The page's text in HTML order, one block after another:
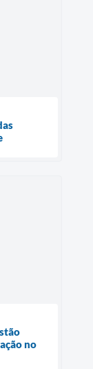
no